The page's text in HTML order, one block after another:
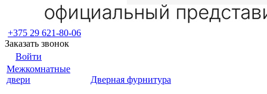
+375 29 621-80-06
Заказать звонок
Войти
Межкомнатные
двери
Дверная фурнитура